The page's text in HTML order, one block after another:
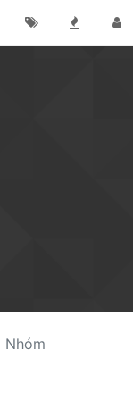
Nhóm